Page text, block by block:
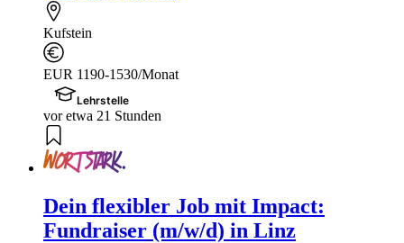
Kufstein
EUR 1190-1530/Monat
Lehrstelle
vor etwa 21 Stunden
Dein flexibler Job mit Impact:
Fundraiser (m/w/d) in Linz